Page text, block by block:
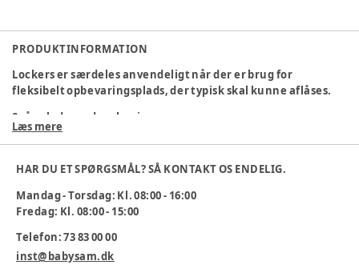
PRODUKTINFORMATION
Lockers er særdeles anvendeligt når der er brug for
fleksibelt opbevaringsplads, der typisk skal kunne aflåses.
Spånplade med melamin
Lockers kan udføres i flere forskellige modeller efter ønske,
hvor højde, bredde og dybde tilpasses efter behov.
af tal mm. og alle vores standardlaminater på flader, for at
gøre den mere slidstærk.
Prisen er oplyst ved køb af 51 rum og opefter, prisen er pr
rum
Læs mere
HAR DU ET SPØRGSMÅL? SÅ KONTAKT OS ENDELIG.
Mandag - Torsdag: Kl. 08:00 - 16:00
Fredag: Kl. 08:00 - 15:00
Telefon: 73 83 00 00
inst@babysam.dk